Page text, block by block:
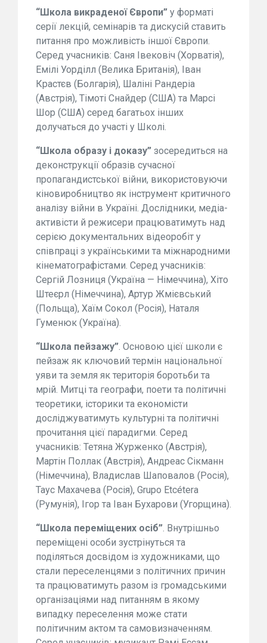
“Школа викраденої Європи” у форматі
серії лекцій, семінарів та дискусій ставить
питання про можливість іншої Європи.
Серед учасників: Саня Івековіч (Хорватія),
Емілі Уорділл (Велика Британія), Іван
Крастєв (Болгарія), Шаліні Рандеріа
(Австрія), Тімоті Снайдер (США) та Марсі
Шор (США) серед багатьох інших
долучаться до участі у Школі.
“Школа образу і доказу” зосередиться на
деконструкції образів сучасної
пропагандистської війни, використовуючи
кіновиробництво як інструмент критичного
аналізу війни в Україні. Дослідники, медіа-
активісти й режисери працюватимуть над
серією документальних відеоробіт у
співпраці з українськими та міжнародними
кінематографістами. Серед учасників:
Сергій Лозниця (Україна — Німеччина), Хіто
Штеєрл (Німеччина), Артур Жмієвський
(Польща), Хаїм Сокол (Росія), Наталя
Гуменюк (Україна).
“Школа пейзажу”. Основою цієї школи є
пейзаж як ключовий термін національної
уяви та земля як територія боротьби та
мрій. Митці та географи, поети та політичні
теоретики, історики та економісти
досліджуватимуть культурні та політичні
прочитання цієї парадигми. Серед
учасників: Тетяна Журженко (Австрія),
Мартін Поллак (Австрія), Андреас Сікманн
(Німеччина), Владислав Шаповалов (Росія),
Таус Махачева (Росія), Grupo Etcétera
(Румунія), Ігор та Іван Бухарови (Угорщина).
“Школа переміщених осіб”. Внутрішньо
переміщені особи зустрінуться та
поділяться досвідом із художниками, що
стали переселенцями з політичних причин
та працюватимуть разом із громадськими
організаціями над питанням в якому
випадку переселення може стати
політичним актом та самовизначенням.